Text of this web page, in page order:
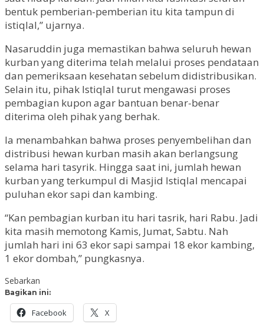
bentuk pemberian-pemberian itu kita tampun di
istiqlal,” ujarnya.
Nasaruddin juga memastikan bahwa seluruh hewan
kurban yang diterima telah melalui proses pendataan
dan pemeriksaan kesehatan sebelum didistribusikan.
Selain itu, pihak Istiqlal turut mengawasi proses
pembagian kupon agar bantuan benar-benar
diterima oleh pihak yang berhak.
Ia menambahkan bahwa proses penyembelihan dan
distribusi hewan kurban masih akan berlangsung
selama hari tasyrik. Hingga saat ini, jumlah hewan
kurban yang terkumpul di Masjid Istiqlal mencapai
puluhan ekor sapi dan kambing.
“Kan pembagian kurban itu hari tasrik, hari Rabu. Jadi
kita masih memotong Kamis, Jumat, Sabtu. Nah
jumlah hari ini 63 ekor sapi sampai 18 ekor kambing,
1 ekor dombah,” pungkasnya.
Sebarkan
Bagikan ini:
Facebook X